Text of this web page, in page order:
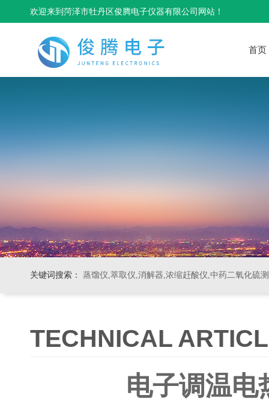
欢迎来到菏泽市牡丹区俊腾电子仪器有限公司网站！
首页
关键词搜索： 蒸馏仪,萃取仪,消解器,浓缩赶酸仪,中药二氧化硫
TECHNICAL
电子调温电